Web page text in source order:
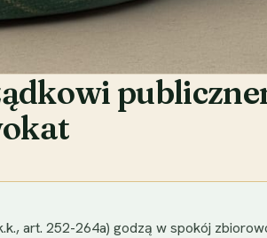
art. 252-264a) godzą w spokój